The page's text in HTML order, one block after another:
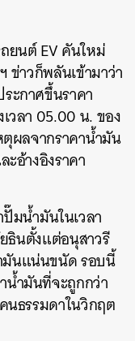
ยนต์ EV คันใหม่
ข่าวก็พลันเข้ามาว่า
ะกาศขึ้นราคา
วลา 05.00 น. ของ
ผลจากราคาน้ำมัน
อ้างอิงราคา
มน้ำมันในเวลา
ธินตั้งแต่อนุสาวรี
นแน่นขนัด รอบนี้
น้ำมันที่จะถูกกว่า
ธรรมดาในวิกฤต